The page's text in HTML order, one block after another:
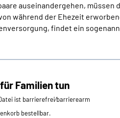
auseinandergehen,
während der Ehezeit
findet ein
Familien tun
ist barrierefrei⁄barrierearm
bestellbar.